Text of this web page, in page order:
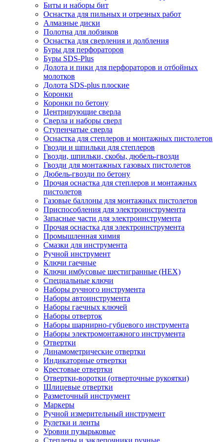
Биты и наборы бит
Оснастка для пильных и отрезных работ
Алмазные диски
Полотна для лобзиков
Оснастка для сверления и долбления
Буры для перфораторов
Буры SDS-Plus
Долота и пики для перфораторов и отбойных
молотков
Долота SDS-plus плоские
Коронки
Коронки по бетону
Центрирующие сверла
Сверла и наборы сверл
Ступенчатые сверла
Оснастка для степлеров и монтажных пистолетов
Гвозди и шпильки для степлеров
Гвозди, шпильки, скобы, дюбель-гвозди
Гвозди для монтажных газовых пистолетов
Дюбель-гвозди по бетону
Прочая оснастка для степлеров и монтажных
пистолетов
Газовые баллоны для монтажных пистолетов
Приспособления для электроинструмента
Запасные части для электроинструмента
Прочая оснастка для электроинструмента
Промышленная химия
Смазки для инструмента
Ручной инструмент
Ключи гаечные
Ключи имбусовые шестигранные (HEX)
Специальные ключи
Наборы ручного инструмента
Наборы автоинструмента
Наборы гаечных ключей
Наборы отверток
Наборы шарнирно-губцевого инструмента
Наборы электромонтажного инструмента
Отвертки
Динамометрические отвертки
Индикаторные отвертки
Крестовые отвертки
Отвертки-воротки (отверточные рукоятки)
Шлицевые отвертки
Разметочный инструмент
Маркеры
Ручной измерительный инструмент
Рулетки и ленты
Уровни пузырьковые
Степлеры и заклепочники ручные